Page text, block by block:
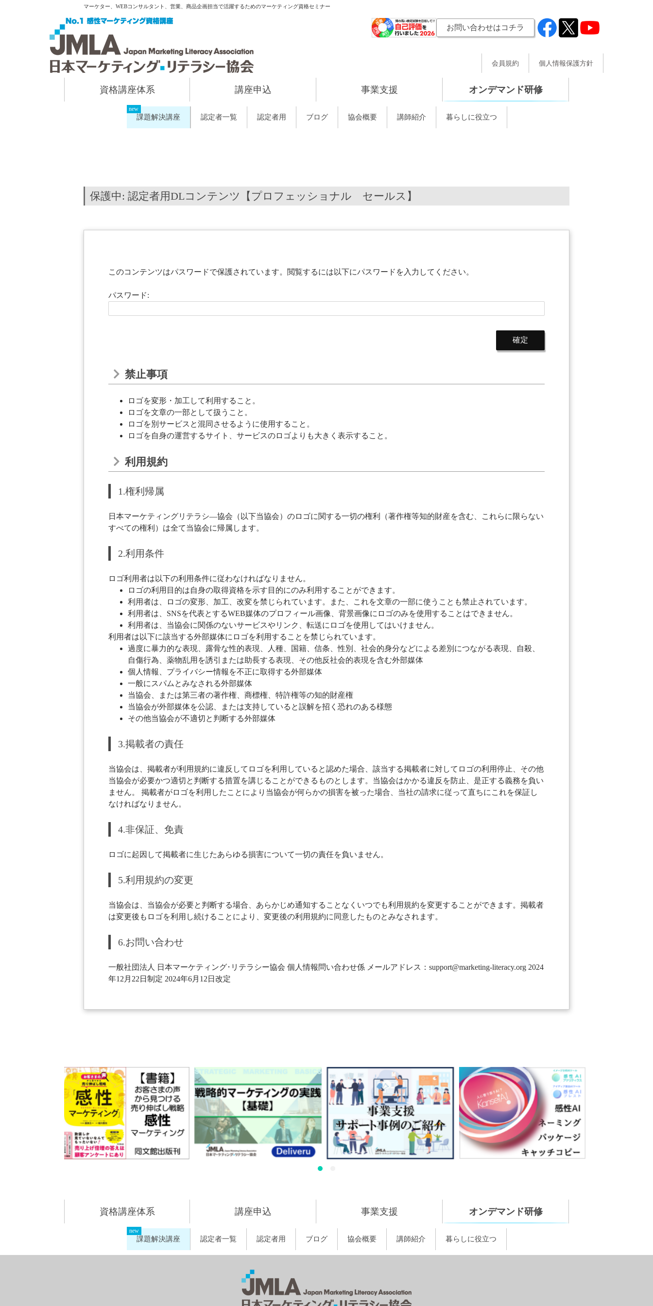
マーケター、WEBコンサルタント、営業、商品企画担当で活躍するためのマーケティング資格セミナー
お問い合わせはコチラ
会員規約 個人情報保護方針
資格講座体系 講座申込 事業支援 オンデマンド研修
課題解決講座 認定者一覧 認定者用 ブログ 協会概要 講師紹介 暮らしに役立つ
保護中: 認定者用DLコンテンツ【プロフェッショナル セールス】
このコンテンツはパスワードで保護されています。閲覧するには以下にパスワードを入力してください。
パスワード:
禁止事項
ロゴを変形・加工して利用すること。
ロゴを文章の一部として扱うこと。
ロゴを別サービスと混同させるように使用すること。
ロゴを自身の運営するサイト、サービスのロゴよりも大きく表示すること。
利用規約
1.権利帰属
日本マーケティングリテラシ―協会（以下当協会）のロゴに関する一切の権利（著作権等知的財産を含む、これらに限らない
すべての権利）は全て当協会に帰属します。
2.利用条件
ロゴ利用者は以下の利用条件に従わなければなりません。
ロゴの利用目的は自身の取得資格を示す目的にのみ利用することができます。
利用者は、ロゴの変形、加工、改変を禁じられています。また、これを文章の一部に使うことも禁止されています。
利用者は、SNSを代表とするWEB媒体のプロフィール画像、背景画像にロゴのみを使用することはできません。
利用者は、当協会に関係のないサービスやリンク、転送にロゴを使用してはいけません。
利用者は以下に該当する外部媒体にロゴを利用することを禁じられています。
過度に暴力的な表現、露骨な性的表現、人種、国籍、信条、性別、社会的身分などによる差別につながる表現、自殺、
自傷行為、薬物乱用を誘引または助長する表現、その他反社会的表現を含む外部媒体
個人情報、プライバシー情報を不正に取得する外部媒体
一般にスパムとみなされる外部媒体
当協会、または第三者の著作権、商標権、特許権等の知的財産権
当協会が外部媒体を公認、または支持していると誤解を招く恐れのある様態
その他当協会が不適切と判断する外部媒体
3.掲載者の責任
当協会は、掲載者が利用規約に違反してロゴを利用していると認めた場合、該当する掲載者に対してロゴの利用停止、その他
当協会が必要かつ適切と判断する措置を講じることができるものとします。当協会はかかる違反を防止、是正する義務を負い
ません。 掲載者がロゴを利用したことにより当協会が何らかの損害を被った場合、当社の請求に従って直ちにこれを保証し
なければなりません。
4.非保証、免責
ロゴに起因して掲載者に生じたあらゆる損害について一切の責任を負いません。
5.利用規約の変更
当協会は、当協会が必要と判断する場合、あらかじめ通知することなくいつでも利用規約を変更することができます。掲載者
は変更後もロゴを利用し続けることにより、変更後の利用規約に同意したものとみなされます。
6.お問い合わせ
一般社団法人 日本マーケティング･リテラシー協会 個人情報問い合わせ係 メールアドレス：support@marketing-literacy.org 2024
年12月22日制定 2024年6月12日改定
資格講座体系 講座申込 事業支援 オンデマンド研修
課題解決講座 認定者一覧 認定者用 ブログ 協会概要 講師紹介 暮らしに役立つ